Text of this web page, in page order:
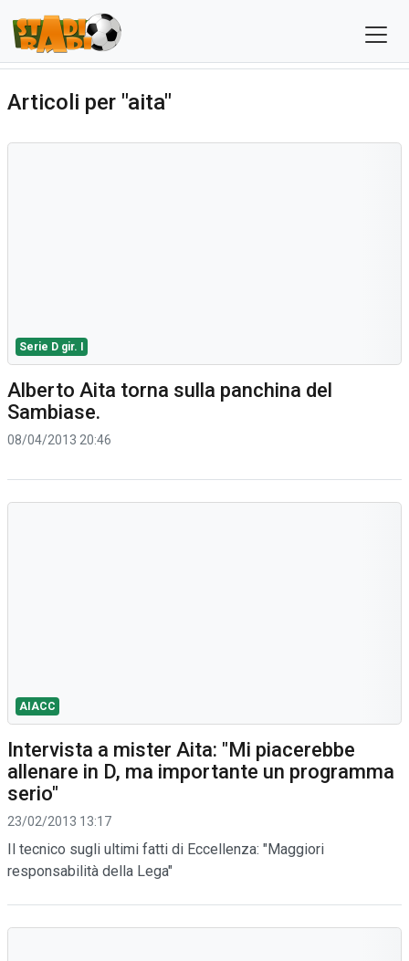
Articoli per "aita"
Serie D gir. I
Alberto Aita torna sulla panchina del
Sambiase.
08/04/2013 20:46
AIACC
Intervista a mister Aita: "Mi piacerebbe
allenare in D, ma importante un programma
serio"
23/02/2013 13:17
Il tecnico sugli ultimi fatti di Eccellenza: "Maggiori
responsabilità della Lega"